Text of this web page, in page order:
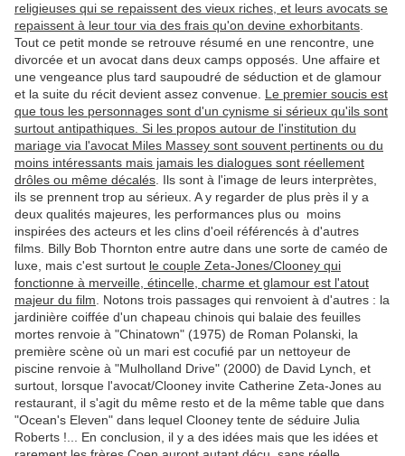
religieuses qui se repaissent des vieux riches, et leurs avocats se
repaissent à leur tour via des frais qu'on devine exhorbitants
Tout ce petit monde se retrouve résumé en une rencontre, une
divorcée et un avocat dans deux camps opposés. Une affaire et
une vengeance plus tard saupoudré de séduction et de glamour
et la suite du récit devient assez convenue. Le premier soucis est
que tous les personnages sont d'un cynisme si sérieux qu'ils sont
surtout antipathiques. Si les propos autour de l'institution du
mariage via l'avocat Miles Massey sont souvent pertinents ou du
moins intéressants mais jamais les dialogues sont réellement
drôles ou même décalés . Ils sont à l'image de leurs interprètes,
ils se prennent trop au sérieux. A y regarder de plus près il y a
deux qualités majeures, les performances plus ou moins
inspirées des acteurs et les clins d'oeil référencés à d'autres
films. Billy Bob Thornton entre autre dans une sorte de caméo de
luxe, mais c'est surtout le couple Zeta-Jones/Clooney qui
fonctionne à merveille, étincelle, charme et glamour est l'atout
majeur du film . Notons trois passages qui renvoient à d'autres : la
jardinière coiffée d'un chapeau chinois qui balaie des feuilles
mortes renvoie à "Chinatown" (1975) de Roman Polanski, la
première scène où un mari est cocufié par un nettoyeur de
piscine renvoie à "Mulholland Drive" (2000) de David Lynch, et
surtout, lorsque l'avocat/Clooney invite Catherine Zeta-Jones au
restaurant, il s'agit du même resto et de la même table que dans
"Ocean's Eleven" dans lequel Clooney tente de séduire Julia
Roberts !... En conclusion, il y a des idées mais que les idées et